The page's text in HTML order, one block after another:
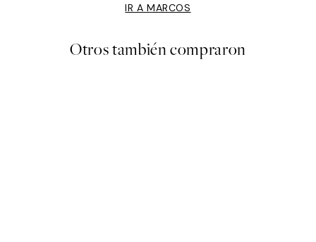
IR A MARCOS
Otros también compraron